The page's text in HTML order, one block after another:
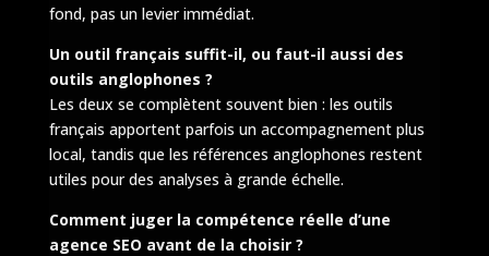
fond, pas un levier immédiat.
Un outil français suffit-il, ou faut-il aussi des
outils anglophones ?
Les deux se complètent souvent bien : les outils
français apportent parfois un accompagnement plus
local, tandis que les références anglophones restent
utiles pour des analyses à grande échelle.
Comment juger la compétence réelle d’une
agence SEO avant de la choisir ?